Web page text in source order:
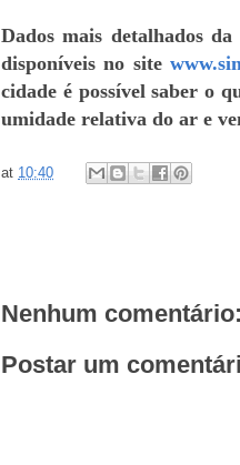
Dados mais detalhados
disponíveis no site
cidade é possível saber o
umidade relativa do ar e
at 10:40
Nenhum comentário:
Postar um